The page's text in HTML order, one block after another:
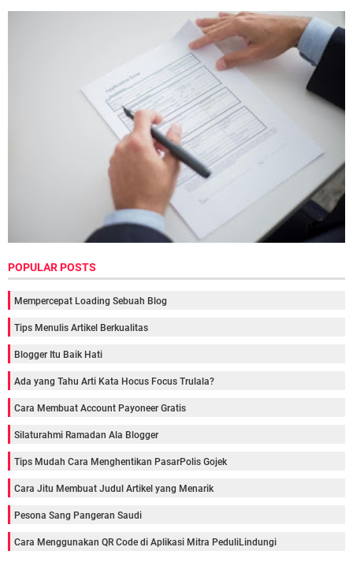
POPULAR POSTS
Mempercepat Loading Sebuah Blog
Tips Menulis Artikel Berkualitas
Blogger Itu Baik Hati
Ada yang Tahu Arti Kata Hocus Focus Trulala?
Cara Membuat Account Payoneer Gratis
Silaturahmi Ramadan Ala Blogger
Tips Mudah Cara Menghentikan PasarPolis Gojek
Cara Jitu Membuat Judul Artikel yang Menarik
Pesona Sang Pangeran Saudi
Cara Menggunakan QR Code di Aplikasi Mitra PeduliLindungi